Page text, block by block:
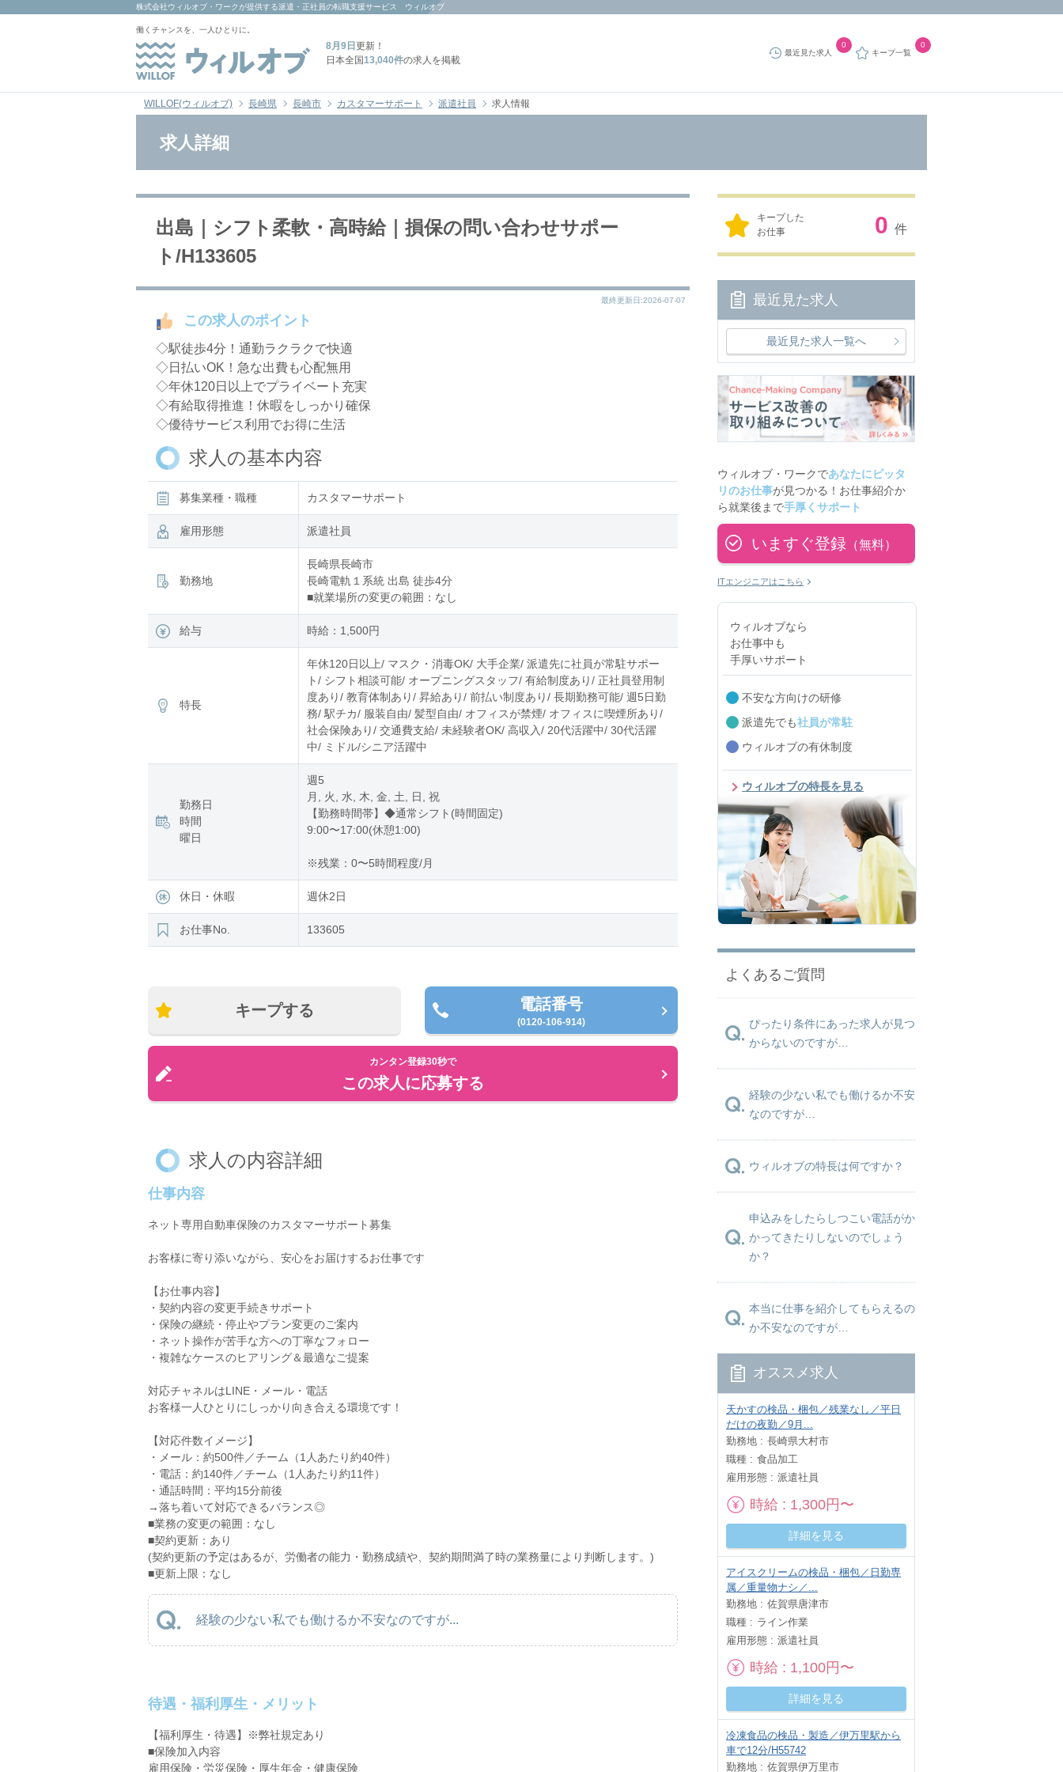
株式会社ウィルオブ・ワーク が提供する派遣・正社員の転職支援サービス ウィルオブ
働くチャンスを、一人ひとりに。
8月9日 更新！
日本全国13,040件の求人を掲載
最近見た求人
0
キープ一覧
0
WILLOF(ウィルオブ) 長崎県 長崎市 カスタマーサポート 派遣社員 求人情報
求人詳細
出島｜シフト柔軟・高時給｜損保の問い合わせサポー
ト/H133605
最終更新日:2026-07-07
この求人のポイント
◇駅徒歩4分！通勤ラクラクで快適
◇日払いOK！急な出費も心配無用
◇年休120日以上でプライベート充実
◇有給取得推進！休暇をしっかり確保
◇優待サービス利用でお得に生活
求人の基本内容
募集業種・職種 カスタマーサポート
雇用形態 派遣社員
勤務地
長崎県長崎市
長崎電軌１系統 出島 徒歩4分
■就業場所の変更の範囲：なし
給与 時給：1,500円
特長
年休120日以上/ マスク・消毒OK/ 大手企業/ 派遣先に社員が常駐サポー
ト/ シフト相談可能/ オープニングスタッフ/ 有給制度あり/ 正社員登用制
度あり/ 教育体制あり/ 昇給あり/ 前払い制度あり/ 長期勤務可能/ 週5日勤
務/ 駅チカ/ 服装自由/ 髪型自由/ オフィスが禁煙/ オフィスに喫煙所あり/
社会保険あり/ 交通費支給/ 未経験者OK/ 高収入/ 20代活躍中/ 30代活躍
中/ ミドル/シニア活躍中
勤務日
時間
曜日
週5
月, 火, 水, 木, 金, 土, 日, 祝
【勤務時間帯】◆通常シフト(時間固定)
9:00〜17:00(休憩1:00)
※残業：0〜5時間程度/月
休日・休暇 週休2日
お仕事No. 133605
キープする 電話番号
(0120-106-914)
カンタン登録30秒で
この求人に応募する
求人の内容詳細
仕事内容
ネット専用自動車保険のカスタマーサポート募集
お客様に寄り添いながら、安心をお届けするお仕事です
【お仕事内容】
・契約内容の変更手続きサポート
・保険の継続・停止やプラン変更のご案内
・ネット操作が苦手な方への丁寧なフォロー
・複雑なケースのヒアリング＆最適なご提案
対応チャネルはLINE・メール・電話
お客様一人ひとりにしっかり向き合える環境です！
【対応件数イメージ】
・メール：約500件／チーム（1人あたり約40件）
・電話：約140件／チーム（1人あたり約11件）
・通話時間：平均15分前後
→落ち着いて対応できるバランス◎
■業務の変更の範囲：なし
■契約更新：あり
(契約更新の予定はあるが、労働者の能力・勤務成績や、契約期間満了時の業務量により判断します。)
■更新上限：なし
経験の少ない私でも働けるか不安なのですが...
待遇・福利厚生・メリット
【福利厚生・待遇】※弊社規定あり
■保険加入内容
雇用保険・労災保険・厚生年金・健康保険
キープした
お仕事
0 件
最近見た求人
最近見た求人一覧へ
ウィルオブ・ワークであなたにピッタ
リのお仕事が見つかる！お仕事紹介か
ら就業後まで手厚くサポート
いますぐ登録 （無料）
ITエンジニアはこちら
ウィルオブなら
お仕事中も
手厚いサポート
不安な方向けの研修
派遣先でも社員が常駐
ウィルオブの有休制度
ウィルオブの特長を見る
よくあるご質問
ぴったり条件にあった求人が見つ
からないのですが…
経験の少ない私でも働けるか不安
なのですが…
ウィルオブの特長は何ですか？
申込みをしたらしつこい電話がか
かってきたりしないのでしょう
か？
本当に仕事を紹介してもらえるの
か不安なのですが…
オススメ求人
天かすの検品・梱包／残業なし／平日
だけの夜勤／9月...
勤務地
長崎県大村市
職種
食品加工
雇用形態
派遣社員
時給 1,300円〜
詳細を見る
アイスクリームの検品・梱包／日勤専
属／重量物ナシ／...
勤務地
佐賀県唐津市
職種
ライン作業
雇用形態
派遣社員
時給 1,100円〜
詳細を見る
冷凍食品の検品・製造／伊万里駅から
車で12分/H55742
勤務地
佐賀県伊万里市